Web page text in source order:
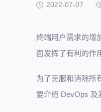
2022-07-07
终端用户需求的增
面发挥了有利的作
为了克服和消除所
要介绍 DevOps 及